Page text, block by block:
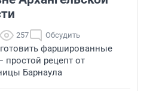
257 Обсудить
фаршированные
простой рецепт от
Барнаула